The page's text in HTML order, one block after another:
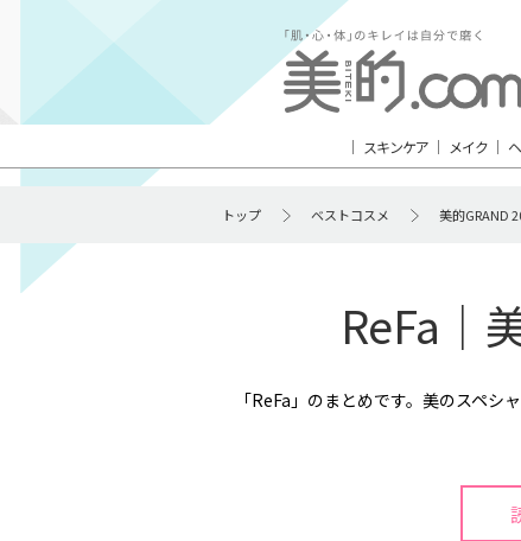
スキンケア メイク
トップ ベストコスメ 美的GRAND
ReFa｜
「ReFa」のまとめです。美のスペ